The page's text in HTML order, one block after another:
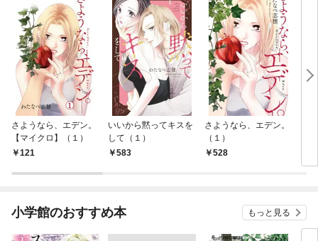
さようなら、エデン。
【マイクロ】（１）
121
いいから黙ってキスを
して（１）
583
さようなら、エデン。
（１）
528
小学館のおすすめ本 もっと見る